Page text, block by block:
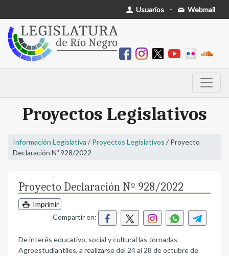
Usuarios - Webmail
Proyectos Legislativos
Información Legislativa / Proyectos Legislativos / Proyecto
Declaración Nº 928/2022
Proyecto Declaración Nº 928/2022
Imprimir
Compartir en:
De interés educativo, social y cultural las Jornadas
Agroestudiantiles, a realizarse del 24 al 28 de octubre de